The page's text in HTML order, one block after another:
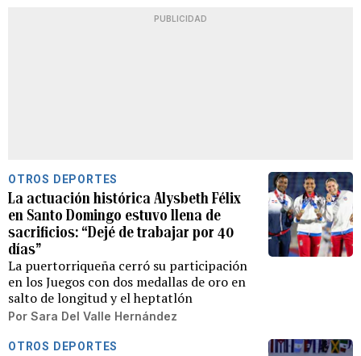
PUBLICIDAD
OTROS DEPORTES
La actuación histórica Alysbeth Félix
en Santo Domingo estuvo llena de
sacrificios: “Dejé de trabajar por 40
días”
La puertorriqueña cerró su participación
en los Juegos con dos medallas de oro en
salto de longitud y el heptatlón
Por Sara Del Valle Hernández
OTROS DEPORTES